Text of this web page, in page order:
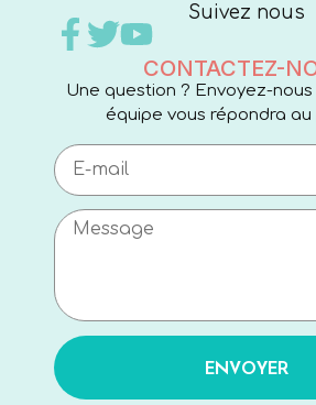
Suivez nous
CONTACTEZ-
Une question ? Envoyez-
équipe vous répondra au
ENVOYER